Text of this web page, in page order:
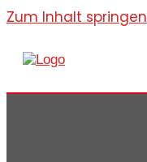
Zum Inhalt springen